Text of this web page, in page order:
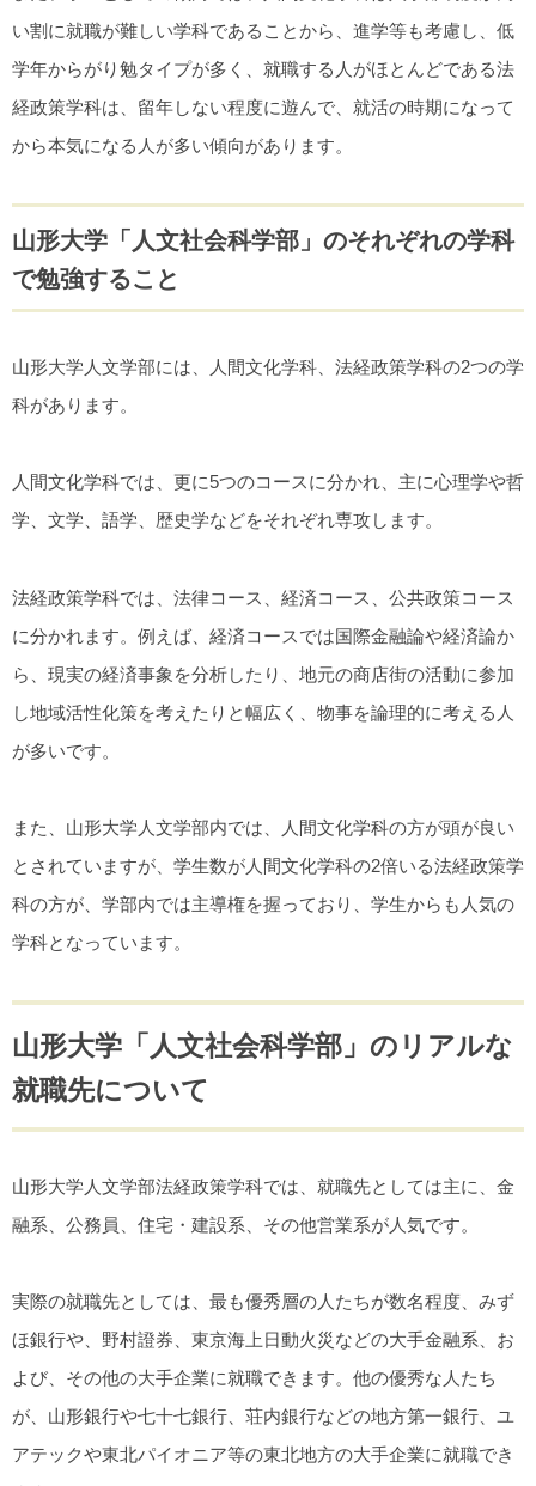
い割に就職が難しい学科であることから、進学等も考慮し、低
学年からがり勉タイプが多く、就職する人がほとんどである法
経政策学科は、留年しない程度に遊んで、就活の時期になって
から本気になる人が多い傾向があります。
山形大学「人文社会科学部」のそれぞれの学科
で勉強すること
山形大学人文学部には、人間文化学科、法経政策学科の2つの学
科があります。
人間文化学科では、更に5つのコースに分かれ、主に心理学や哲
学、文学、語学、歴史学などをそれぞれ専攻します。
法経政策学科では、法律コース、経済コース、公共政策コース
に分かれます。例えば、経済コースでは国際金融論や経済論か
ら、現実の経済事象を分析したり、地元の商店街の活動に参加
し地域活性化策を考えたりと幅広く、物事を論理的に考える人
が多いです。
また、山形大学人文学部内では、人間文化学科の方が頭が良い
とされていますが、学生数が人間文化学科の2倍いる法経政策学
科の方が、学部内では主導権を握っており、学生からも人気の
学科となっています。
山形大学「人文社会科学部」のリアルな
就職先について
山形大学人文学部法経政策学科では、就職先としては主に、金
融系、公務員、住宅・建設系、その他営業系が人気です。
実際の就職先としては、最も優秀層の人たちが数名程度、みず
ほ銀行や、野村證券、東京海上日動火災などの大手金融系、お
よび、その他の大手企業に就職できます。他の優秀な人たち
が、山形銀行や七十七銀行、荘内銀行などの地方第一銀行、ユ
アテックや東北パイオニア等の東北地方の大手企業に就職でき